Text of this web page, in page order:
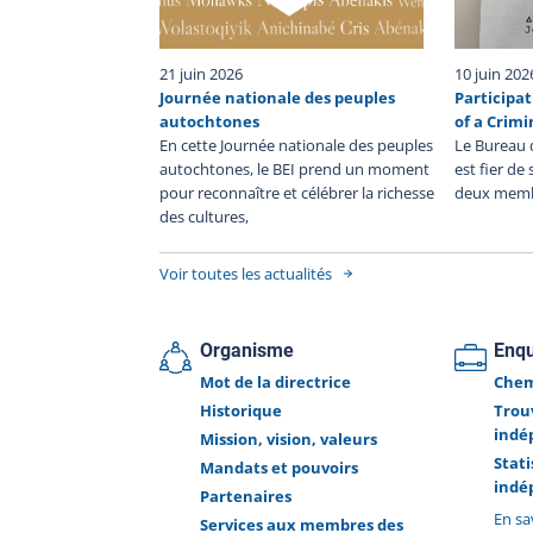
service, décède ou subit une blessure grave ou
blessée par une arme à feu utilisée par un policier
d’une intervention policière ou durant sa détention
un corps de police.
21 juin 2026
Journée nationale des peuples
autochtones
En cette Journée nationale des peuples
autochtones, le BEI prend un moment
pour reconnaître et célébrer la richesse
des cultures,
10 juin
of a
Le
est fier de
deux
Voir toutes les actualités
Organisme
Mot de la directrice
Historique
Mission, vision, valeurs
Mandats et pouvoirs
Partenaires
Services aux membres des
En